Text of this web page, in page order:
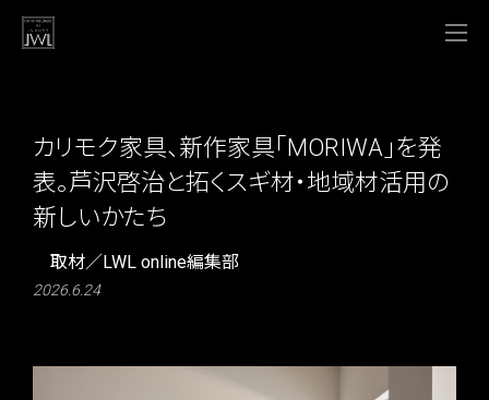
カリモク家具、新作家具「MORIWA」を発
表。芦沢啓治と拓くスギ材・地域材活用の
新しいかたち
取材／LWL online編集部
2026.6.24